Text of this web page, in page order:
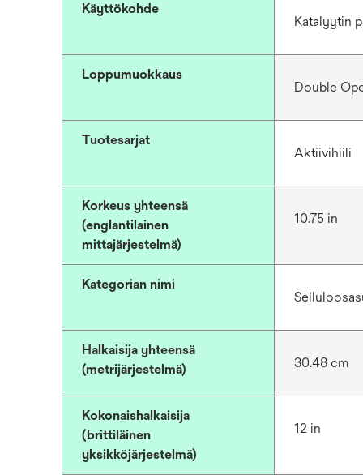
Käyttökohde
Katalyytin
Loppumuokkaus
Double
Tuotesarjat
Aktiivihiili
Korkeus yhteensä
(englantilainen
mittajärjestelmä)
10.75 in
Kategorian nimi
Halkaisija yhteensä
(metrijärjestelmä)
30.48 cm
Kokonaishalkaisija
(brittiläinen
yksikköjärjestelmä)
12 in